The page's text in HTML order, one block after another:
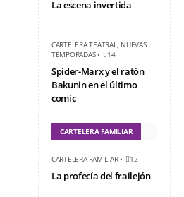
La escena invertida
CARTELERA TEATRAL, NUEVAS
TEMPORADAS• 14
Spider-Marx y el ratón
Bakunin en el último
comic
CARTELERA FAMILIAR
CARTELERA FAMILIAR• 12
La profecía del frailejón